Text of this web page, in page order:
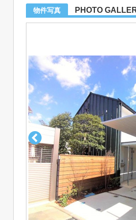
物件写真 PHOTO